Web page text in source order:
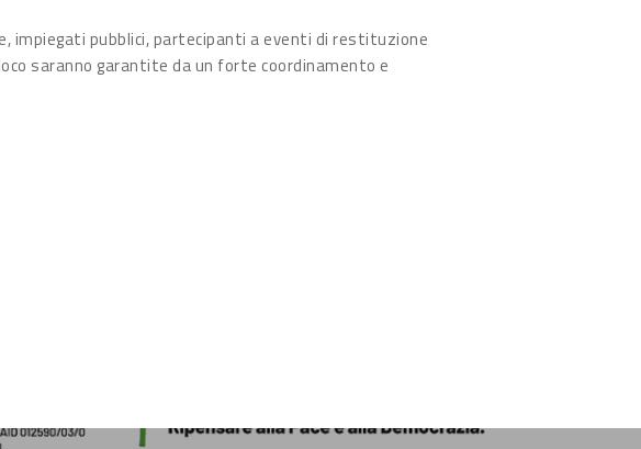
impiegati pubblici, partecipanti a eventi di restituzione
saranno garantite da un forte coordinamento e